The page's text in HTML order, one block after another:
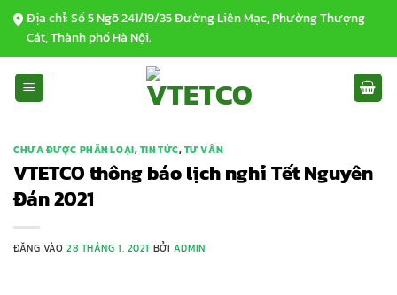
Bỏ
qua
nội
dung
Địa chỉ: Số 5 Ngõ 241/19/35 Đường Liên Mạc, Phường Thượng
Cát, Thành phố Hà Nội.
CHƯA ĐƯỢC PHÂN LOẠI,TIN TỨC,TƯ VẤN
VTETCO thông báo lịch nghỉ Tết Nguyên
Đán 2021
ĐĂNG VÀO28 THÁNG 1, 2021 BỞI ADMIN